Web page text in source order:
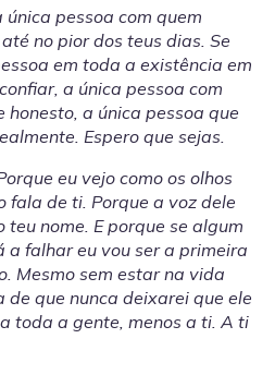
pessoa com quem
no pior dos teus dias. Se
em toda a existência em
a única pessoa com
a única pessoa que
Espero que sejas.
eu vejo como os olhos
fala de ti. Porque a voz dele
nome. E porque se algum
a falhar eu vou ser a primeira
Mesmo sem estar na vida
de que nunca deixarei que ele
toda a gente, menos a ti. A ti